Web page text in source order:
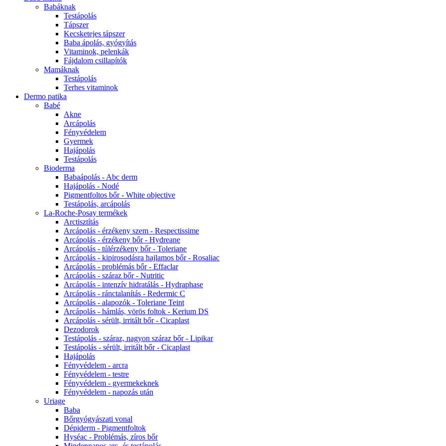
Babáknak
Testápolás
Tápszer
Kecsketejes tápszer
Baba ápolás, gyógyítás
Vitaminok, pelenkák
Fájdalom csillapítók
Mamáknak
Testápolás
Terhes vitaminok
Dermo patika
Babé
Akne
Arcápolás
Fényvédelem
Gyermek
Hajápolás
Testápolás
Bioderma
Babaápolás - Abc derm
Hajápolás - Nodé
Pigmentfoltos bőr - White objective
Testápolás, arcápolás
La-Roche-Posay termékek
Arctisztítás
Arcápolás - érzékeny szem - Respectissime
Arcápolás - érzékeny bőr - Hydreane
Arcápolás - túlérzékeny bőr - Toleriane
Arcápolás - kipirosodásra hajlamos bőr - Rosaliac
Arcápolás - problémás bőr - Effaclar
Arcápolás - száraz bőr - Nutritic
Arcápolás - intenzív hidratálás - Hydraphase
Arcápolás - ránctalanítás - Redermic C
Arcápolás - alapozók - Toleriane Teint
Arcápolás - hámlás, vörös foltok - Kerium DS
Arcápolás - sérült, irritált bőr - Cicaplast
Dezodorok
Testápolás - száraz, nagyon száraz bőr - Lipikar
Testápolás - sérült, irritált bőr - Cicaplast
Hajápolás
Fényvédelem - arcra
Fényvédelem - testre
Fényvédelem - gyermekeknek
Fényvédelem - napozás után
Uriage
Baba
Bőrgyógyászati vonal
Dépiderm - Pigmentfoltok
Hyséac - Problémás, zíros bőr